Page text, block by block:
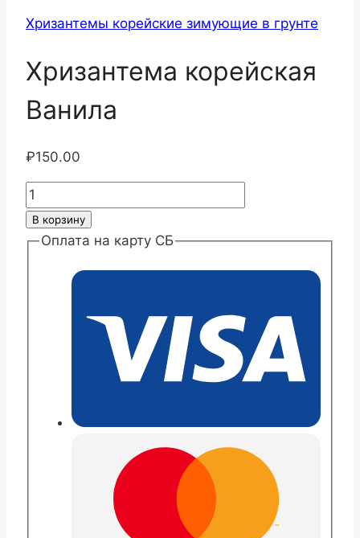
Хризантемы корейские зимующие в грунте
Хризантема корейская
Ванила
₽150.00
Количество
товара
Хризантема
Ванила
В корзину
Оплата на карту СБ